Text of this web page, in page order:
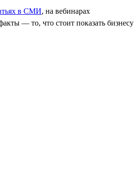
в СМИ, на вебинарах
— то, что стоит показать бизнесу